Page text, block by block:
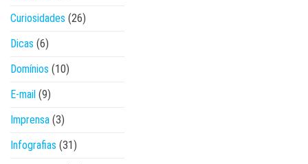
Curiosidades (26)
Dicas (6)
Domínios (10)
E-mail (9)
Imprensa (3)
Infografias (31)